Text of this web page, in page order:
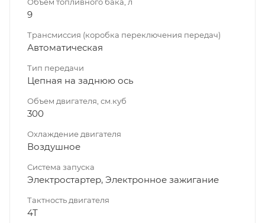
9
Трансмиссия (коробка переключения передач)
Автоматическая
Тип передачи
Цепная на заднюю ось
Объем двигателя, см.куб
300
Охлаждение двигателя
Воздушное
Система запуска
Электростартер, Электронное зажигание
Тактность двигателя
4T